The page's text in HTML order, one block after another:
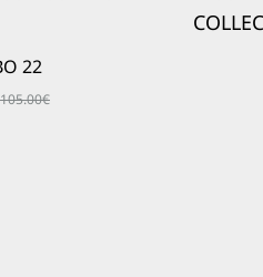
22
105.00€